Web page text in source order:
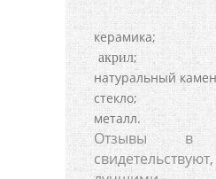
керамика;
акрил;
натуральный
стекло;
металл.
Отзывы в